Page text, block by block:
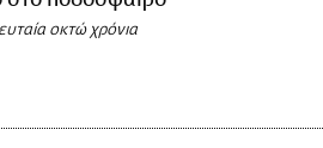
οκτώ χρόνια